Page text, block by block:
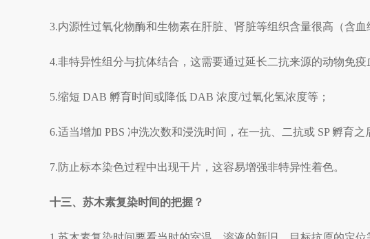
3.内源性过氧化物酶和生物素在肝脏、肾脏等组织含量很高（含
4.非特异性组分与抗体结合，这需要通过延长二抗来源的动物免
5.缩短 DAB 孵育时间或降低 DAB 浓度/过氧化氢浓度等；
6.适当增加 PBS 冲洗次数和浸洗时间，在一抗、二抗或 SP 孵育之
7.防止标本染色过程中出现干片，这容易增强非特异性着色。
十三、苏木素复染时间的把握？